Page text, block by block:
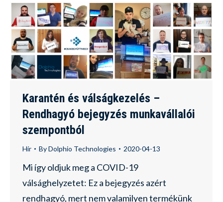
Karantén és válságkezelés –
Rendhagyó bejegyzés munkavállalói
szempontból
Hír ByDolphio Technologies 2020-04-13
Mi így oldjuk meg a COVID-19
válsághelyzetet: Ez a bejegyzés azért
rendhagyó, mert nem valamilyen termékünk